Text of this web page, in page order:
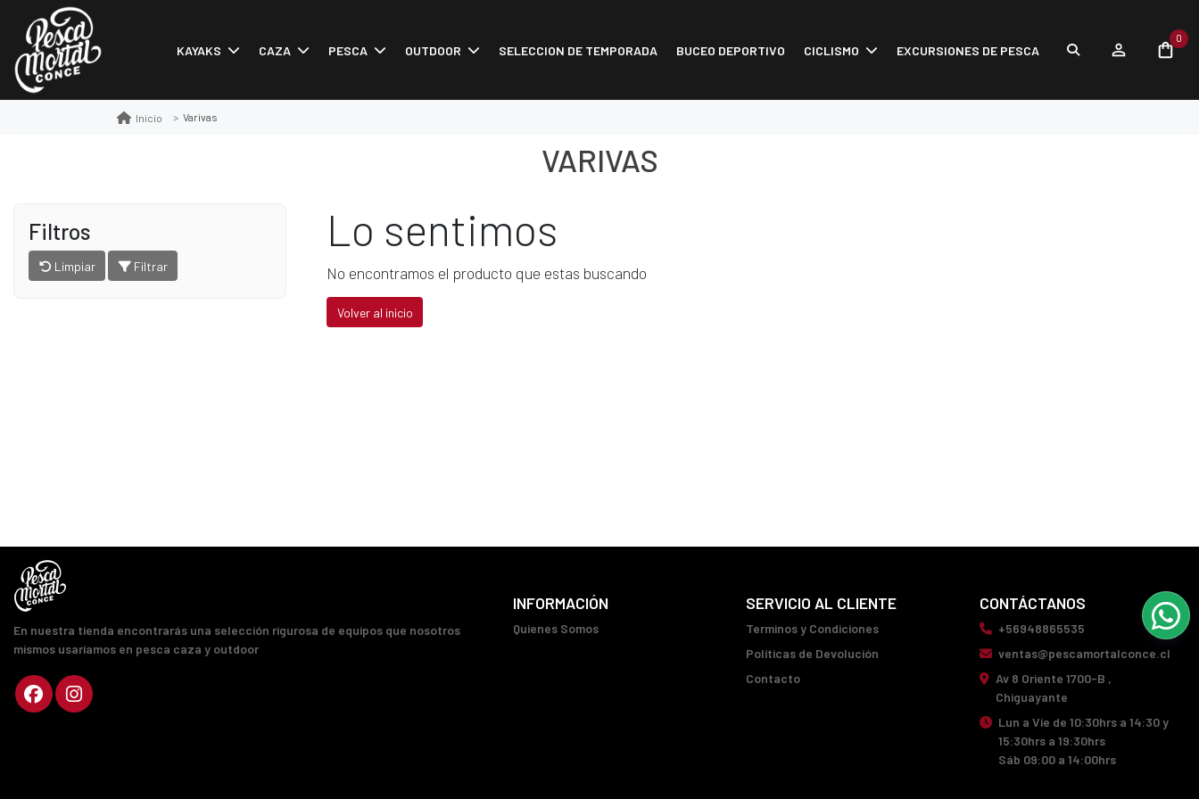
KAYAKS CAZA PESCA OUTDOOR SELECCION DE TEMPORADA BUCEO DEPORTIVO CICLISMO EXCURSIONES DE PESCA
0
Inicio Varivas
VARIVAS
Filtros
Limpiar Filtrar
Lo sentimos
No encontramos el producto que estas buscando
Volver al inicio
En nuestra tienda encontrarás una selección rigurosa de equipos que nosotros
mismos usaríamos en pesca caza y outdoor
INFORMACIÓN
Quienes Somos
SERVICIO AL CLIENTE
Terminos y Condiciones
Políticas de Devolución
Contacto
CONTÁCTANOS
+56948865535
ventas@pescamortalconce.cl
Av 8 Oriente 1700-B ,
Chiguayante
Lun a Vie de 10:30hrs a 14:30 y
15:30hrs a 19:30hrs
Sáb 09:00 a 14:00hrs